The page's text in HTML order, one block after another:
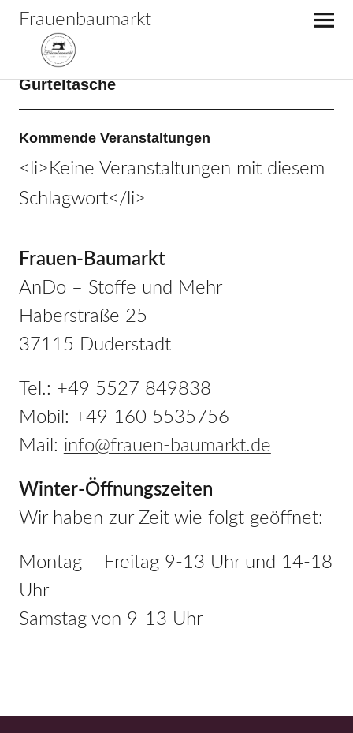
Frauenbaumarkt
Gürteltasche
Kommende Veranstaltungen
<li>Keine Veranstaltungen mit diesem
Schlagwort</li>
Frauen-Baumarkt
AnDo – Stoffe und Mehr
Haberstraße 25
37115 Duderstadt
Tel.: +49 5527 849838
Mobil: +49 160 5535756
Mail: info@frauen-baumarkt.de
Winter-Öffnungszeiten
Wir haben zur Zeit wie folgt geöffnet:
Montag – Freitag 9-13 Uhr und 14-18
Uhr
Samstag von 9-13 Uhr